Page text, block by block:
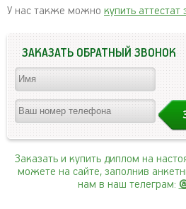
У нас также можно купить аттестат
ЗАКАЗАТЬ ОБРАТНЫЙ ЗВОНОК
Заказать и купить диплом на
можете на сайте, заполнив
нам в наш телеграм: